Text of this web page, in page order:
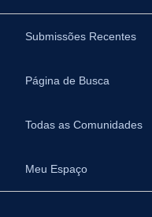
Submissões Recentes
Página de Busca
Todas as Comunidades
Meu Espaço